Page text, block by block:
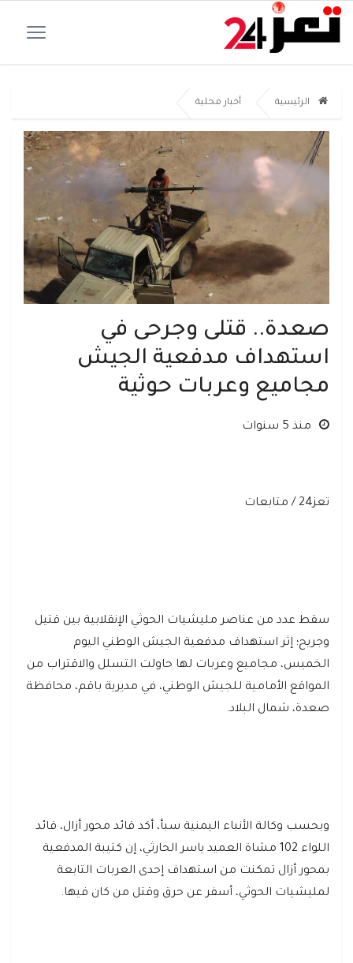
الرئيسية أخبار محلية
صعدة.. قتلى وجرحى في
استهداف مدفعية الجيش
مجاميع وعربات حوثية
منذ 5 سنوات
تعز24 / متابعات
سقط عدد من عناصر مليشيات الحوثي الإنقلابية بين قتيل
وجريح؛ إثر استهداف مدفعية الجيش الوطني اليوم
الخميس، مجاميع وعربات لها حاولت التسلل والاقتراب من
المواقع الأمامية للجيش الوطني، في مديرية باقم، محافظة
صعدة، شمال البلاد.
وبحسب وكالة الأنباء اليمنية سبأ، أكد قائد محور أزال، قائد
اللواء 102 مشاة العميد ياسر الحارثي، إن كتيبة المدفعية
بمحور أزال تمكنت من استهداف إحدى العربات التابعة
لمليشيات الحوثي، أسفر عن حرق وقتل من كان فيها.